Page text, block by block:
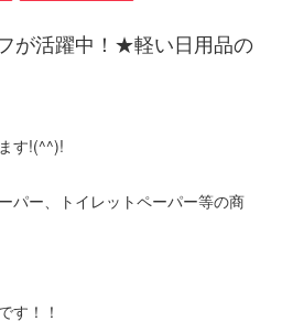
が活躍中！★軽い日用品の
す!(^^)!
パー、トイレットペーパー等の商
す！！